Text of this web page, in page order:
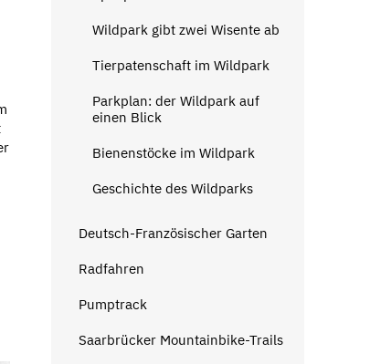
Wildpark gibt zwei Wisente ab
Tierpatenschaft im Wildpark
Parkplan: der Wildpark auf
einen Blick
Bienenstöcke im Wildpark
Geschichte des Wildparks
Deutsch-Französischer Garten
Radfahren
Pumptrack
Saarbrücker Mountainbike-Trails